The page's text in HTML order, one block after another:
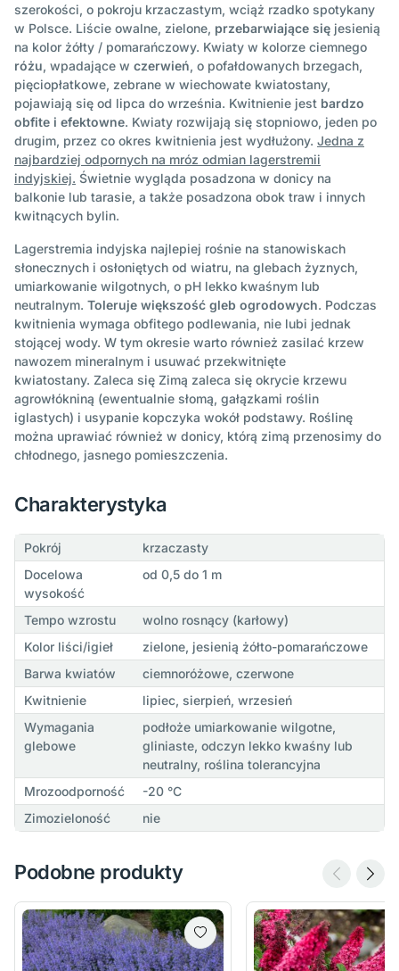
szerokości, o pokroju krzaczastym, wciąż rzadko spotykany
w Polsce. Liście owalne, zielone, przebarwiające się jesienią
na kolor żółty / pomarańczowy. Kwiaty w kolorze ciemnego
różu, wpadające w czerwień, o pofałdowanych brzegach,
pięciopłatkowe, zebrane w wiechowate kwiatostany,
pojawiają się od lipca do września. Kwitnienie jest bardzo
obfite i efektowne. Kwiaty rozwijają się stopniowo, jeden po
drugim, przez co okres kwitnienia jest wydłużony. Jedna z
najbardziej odpornych na mróz odmian lagerstremii
indyjskiej. Świetnie wygląda posadzona w donicy na
balkonie lub tarasie, a także posadzona obok traw i innych
kwitnących bylin.
Lagerstremia indyjska najlepiej rośnie na stanowiskach
słonecznych i osłoniętych od wiatru, na glebach żyznych,
umiarkowanie wilgotnych, o pH lekko kwaśnym lub
neutralnym. Toleruje większość gleb ogrodowych. Podczas
kwitnienia wymaga obfitego podlewania, nie lubi jednak
stojącej wody. W tym okresie warto również zasilać krzew
nawozem mineralnym i usuwać przekwitnięte
kwiatostany. Zaleca się Zimą zaleca się okrycie krzewu
agrowłókniną (ewentualnie słomą, gałązkami roślin
iglastych) i usypanie kopczyka wokół podstawy. Roślinę
można uprawiać również w donicy, którą zimą przenosimy do
chłodnego, jasnego pomieszczenia.
Charakterystyka
Pokrój
krzaczasty
Docelowa
wysokość
od 0,5 do 1 m
Tempo wzrostu
wolno rosnący (karłowy)
Kolor liści/igieł
zielone, jesienią żółto-pomarańczowe
Barwa kwiatów
ciemnoróżowe, czerwone
Kwitnienie
lipiec, sierpień, wrzesień
Wymagania
glebowe
podłoże umiarkowanie wilgotne,
gliniaste, odczyn lekko kwaśny lub
neutralny, roślina tolerancyjna
Mrozoodporność
-20 °C
Zimozieloność
nie
Podobne produkty